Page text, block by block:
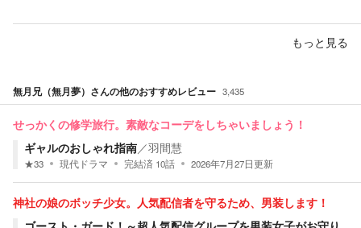
もっと見る
無月兄（無月夢） さんの他のおすすめレビュー 3,435
せっかくの修学旅行。素敵なコーデをしちゃいましょう！
ギャルのおしゃれ指南／羽間慧
★33 現代ドラマ 完結済 10話 2026年7月27日更新
神社の娘のボッチ少女。人気配信者を守るため、男装します！